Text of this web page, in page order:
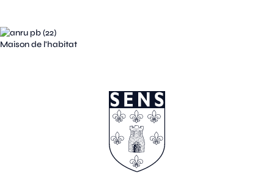
Maison de l'habitat